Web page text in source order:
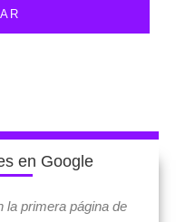
en Google
la primera página de